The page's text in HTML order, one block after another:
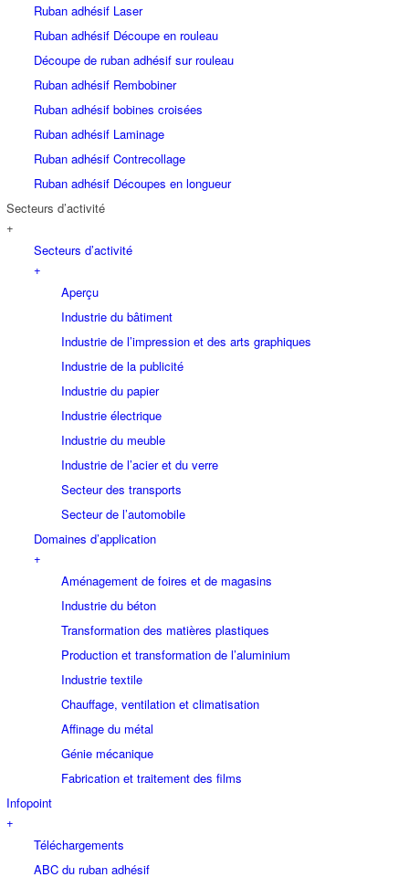
Ruban adhésif Laser
Ruban adhésif Découpe en rouleau
Découpe de ruban adhésif sur rouleau
Ruban adhésif Rembobiner
Ruban adhésif bobines croisées
Ruban adhésif Laminage
Ruban adhésif Contrecollage
Ruban adhésif Découpes en longueur
Secteurs d’activité
+
Secteurs d’activité
+
Aperçu
Industrie du bâtiment
Industrie de l’impression et des arts graphiques
Industrie de la publicité
Industrie du papier
Industrie électrique
Industrie du meuble
Industrie de l’acier et du verre
Secteur des transports
Secteur de l’automobile
Domaines d’application
+
Aménagement de foires et de magasins
Industrie du béton
Transformation des matières plastiques
Production et transformation de l’aluminium
Industrie textile
Chauffage, ventilation et climatisation
Affinage du métal
Génie mécanique
Fabrication et traitement des films
Infopoint
+
Téléchargements
ABC du ruban adhésif